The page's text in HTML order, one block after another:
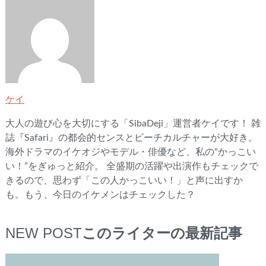
ケイ
大人の遊び心を大切にする「SibaDeji」運営者ケイです！ 雑
誌『Safari』の都会的センスとビーチカルチャーが大好き。
海外ドラマのイケオジやモデル・俳優など、私の“かっこい
い！”をぎゅっと紹介。 全盛期の活躍や出演作もチェックで
きるので、思わず「この人かっこいい！」と声に出すか
も。もう、今日のイケメンはチェックした？
NEW POSTこのライターの最新記事